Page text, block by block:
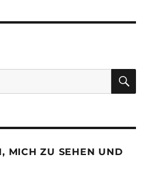
MICH ZU SEHEN UND